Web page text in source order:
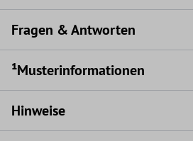
Fragen & Antworten
¹Musterinformationen
Hinweise